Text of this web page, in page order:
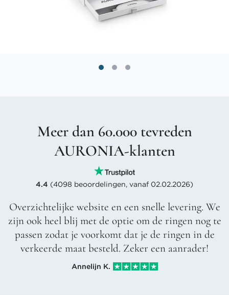
Meer dan 60.000 tevreden
AURONIA-klanten
4.4 (4098 beoordelingen, vanaf 02.02.2026)
Overzichtelijke website en een snelle levering. We
zijn ook heel blij met de optie om de ringen nog te
passen zodat je voorkomt dat je de ringen in de
verkeerde maat besteld. Zeker een aanrader!
Annelijn K.